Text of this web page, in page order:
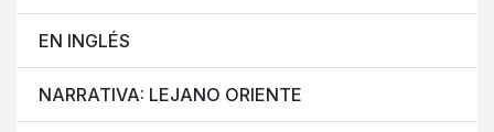
EN INGLÉS
NARRATIVA: LEJANO ORIENTE